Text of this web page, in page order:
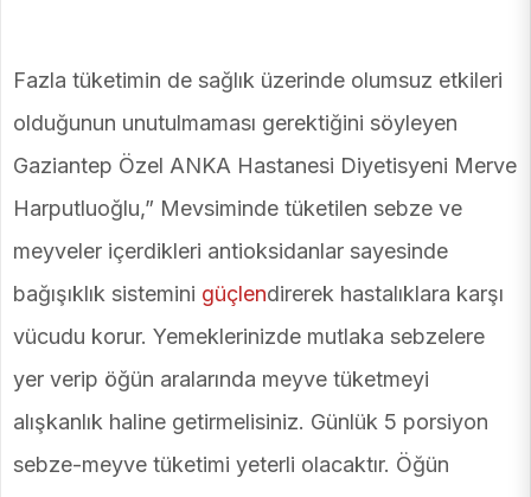
Fazla tüketimin de sağlık üzerinde olumsuz etkileri
olduğunun unutulmaması gerektiğini söyleyen
Gaziantep Özel ANKA Hastanesi Diyetisyeni Merve
Harputluoğlu,” Mevsiminde tüketilen sebze ve
meyveler içerdikleri antioksidanlar sayesinde
bağışıklık sistemini güçlendirerek hastalıklara karşı
vücudu korur. Yemeklerinizde mutlaka sebzelere
yer verip öğün aralarında meyve tüketmeyi
alışkanlık haline getirmelisiniz. Günlük 5 porsiyon
sebze-meyve tüketimi yeterli olacaktır. Öğün